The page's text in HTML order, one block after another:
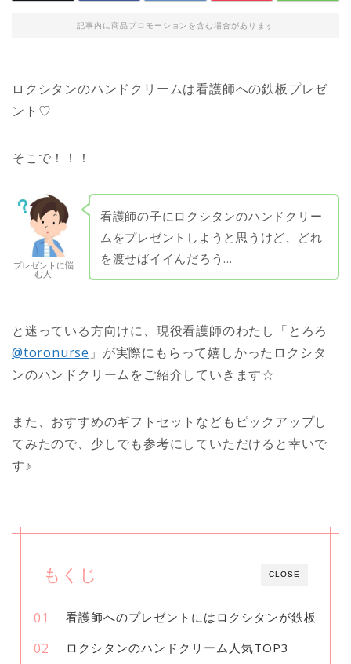
記事内に商品プロモーションを含む場合があります
ロクシタンのハンドクリームは看護師への鉄板プレゼ
ント♡
そこで！！！
プレゼントに悩
む人
看護師の子にロクシタンのハンドクリー
ムをプレゼントしようと思うけど、どれ
を渡せばイイんだろう…
と迷っている方向けに、現役看護師のわたし「とろろ
@toronurse 」が実際にもらって嬉しかったロクシタ
ンのハンドクリームをご紹介していきます☆
また、おすすめのギフトセットなどもピックアップし
てみたので、少しでも参考にしていただけると幸いで
す♪
CLOSE
もくじ
看護師へのプレゼントにはロクシタンが鉄板
ロクシタンのハンドクリーム人気TOP3